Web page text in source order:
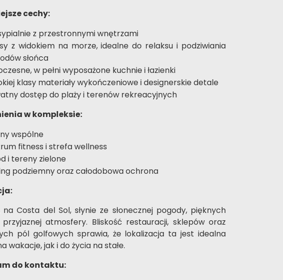
cechy:
z przestronnymi wnętrzami
z widokiem na morze, idealne do relaksu i podziwiania
słońca
w pełni wyposażone kuchnie i łazienki
klasy materiały wykończeniowe i designerskie detale
dostęp do plaży i terenów rekreacyjnych
w kompleksie:
wspólne
fitness i strefa wellness
i tereny zielone
podziemny oraz całodobowa ochrona
na Costa del Sol, słynie ze słonecznej pogody, pięknych
atmosfery. Bliskość restauracji, sklepów oraz
pól golfowych sprawia, że lokalizacja ta jest idealna
wakacje, jak i do życia na stałe.
do kontaktu: